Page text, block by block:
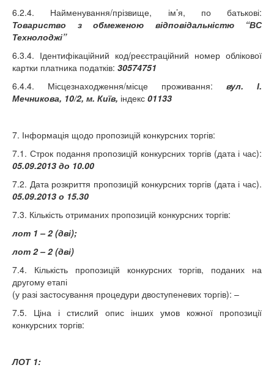
6.2.4. Найменування/прізвище, ім’я, по батькові:
Товариство з обмеженою відповідальністю “ВС
Технолоджі”
6.3.4. Ідентифікаційний код/реєстраційний номер облікової
картки платника податків: 30574751
6.4.4. Місцезнаходження/місце проживання: вул. І.
Мечникова, 10/2, м. Київ, індекс 01133
7. Інформація щодо пропозицій конкурсних торгів:
7.1. Строк подання пропозицій конкурсних торгів (дата і час):
05.09.2013 до 10.00
7.2. Дата розкриття пропозицій конкурсних торгів (дата і час).
05.09.2013 о 15.30
7.3. Кількість отриманих пропозицій конкурсних торгів:
лот 1 – 2 (дві);
лот 2– 2 (дві)
7.4. Кількість пропозицій конкурсних торгів, поданих на
другому етапі
(у разі застосування процедури двоступеневих торгів): –
7.5. Ціна і стислий опис інших умов кожної пропозиції
конкурсних торгів:
ЛОТ 1: